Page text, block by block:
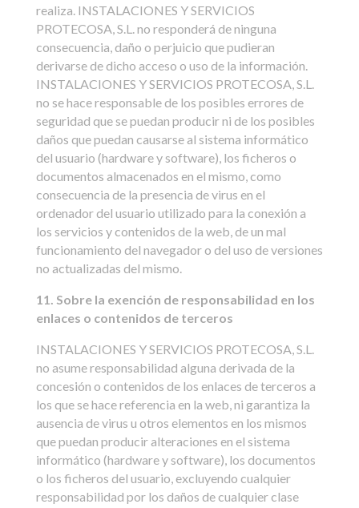
realiza. INSTALACIONES Y SERVICIOS
PROTECOSA, S.L. no responderá de ninguna
consecuencia, daño o perjuicio que pudieran
derivarse de dicho acceso o uso de la información.
INSTALACIONES Y SERVICIOS PROTECOSA, S.L.
no se hace responsable de los posibles errores de
seguridad que se puedan producir ni de los posibles
daños que puedan causarse al sistema informático
del usuario (hardware y software), los ficheros o
documentos almacenados en el mismo, como
consecuencia de la presencia de virus en el
ordenador del usuario utilizado para la conexión a
los servicios y contenidos de la web, de un mal
funcionamiento del navegador o del uso de versiones
no actualizadas del mismo.
11. Sobre la exención de responsabilidad en los
enlaces o contenidos de terceros
INSTALACIONES Y SERVICIOS PROTECOSA, S.L.
no asume responsabilidad alguna derivada de la
concesión o contenidos de los enlaces de terceros a
los que se hace referencia en la web, ni garantiza la
ausencia de virus u otros elementos en los mismos
que puedan producir alteraciones en el sistema
informático (hardware y software), los documentos
o los ficheros del usuario, excluyendo cualquier
responsabilidad por los daños de cualquier clase